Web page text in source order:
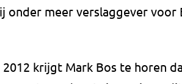
onder meer verslaggever voor
krijgt Mark Bos te horen